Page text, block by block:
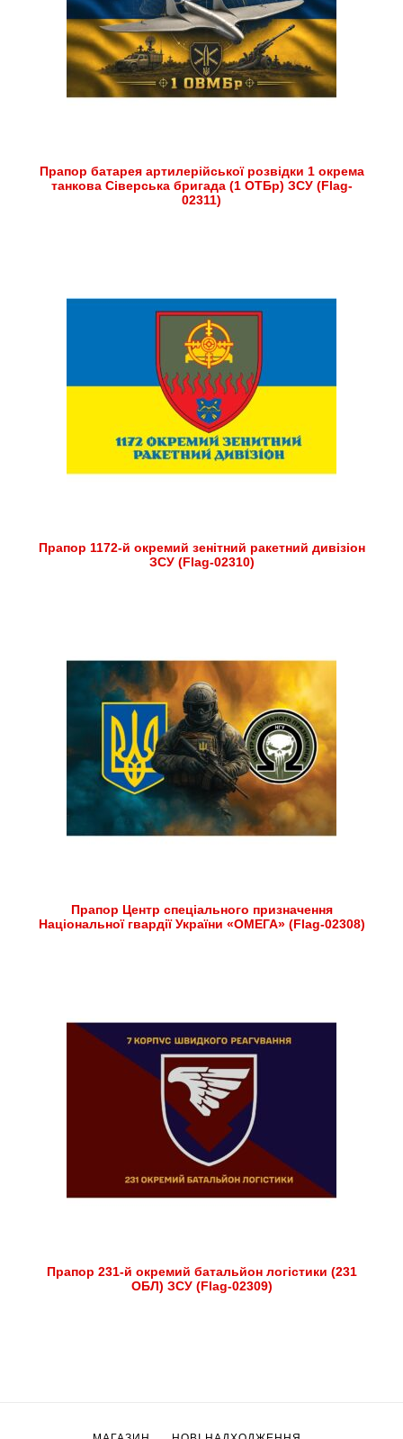
Прапор батарея артилерійської розвідки 1 окрема
танкова Сіверська бригада (1 ОТБр) ЗСУ (Flag-
02311)
Прапор 1172-й окремий зенітний ракетний дивізіон
ЗСУ (Flag-02310)
Прапор Центр спеціального призначення
Національної гвардії України «ОМЕГА» (Flag-02308)
Прапор 231-й окремий батальйон логістики (231
ОБЛ) ЗСУ (Flag-02309)